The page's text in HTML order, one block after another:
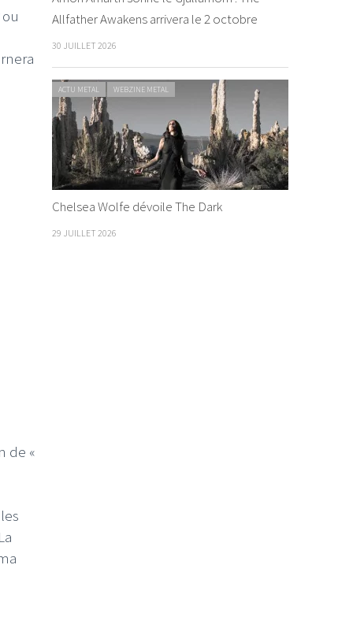
ou
de «
Allfather Awakens arrivera le 2 octobre
30 JUILLET 2026
ACTU METAL WEBZINE METAL
Chelsea Wolfe dévoile The Dark
29 JUILLET 2026